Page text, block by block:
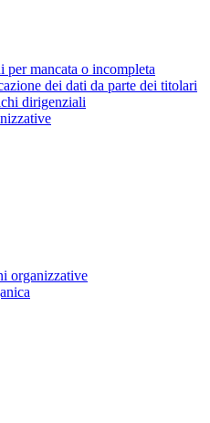
per mancata o incompleta
dei dati da parte dei titolari
dirigenziali
organizzative